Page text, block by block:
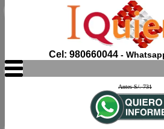
Cel: 980660044-
Antes S/. 731